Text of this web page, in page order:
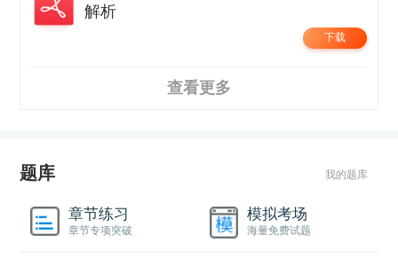
解析
下载
查看更多
题库 我的题库
章节练习
章节专项突破
模拟考场
海量免费试题